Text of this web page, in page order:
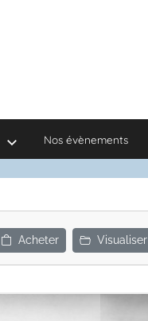
Nos évènements
Acheter Visualiser